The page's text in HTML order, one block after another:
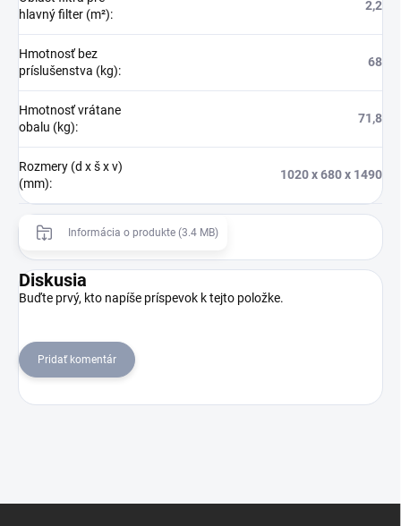
hlavný filter (m²):
2,2
Hmotnosť bez
príslušenstva (kg):
68
Hmotnosť vrátane
obalu (kg):
71,8
Rozmery (d x š x v)
(mm):
1020 x 680 x 1490
Informácia o produkte (3.4 MB)
Diskusia
Buďte prvý, kto napíše príspevok k tejto položke.
Pridať komentár